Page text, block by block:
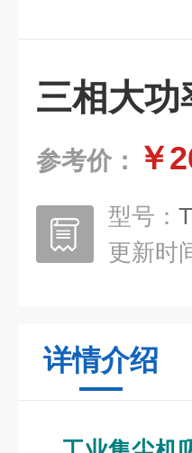
三相大功
参考价： ￥
型号：
更新时
详情介绍